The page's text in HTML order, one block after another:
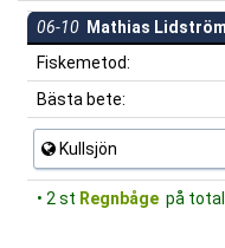
06-10 Mathias Lidström
Fiskemetod:
Bästa bete:
Kullsjön
• 2 st Regnbåge på